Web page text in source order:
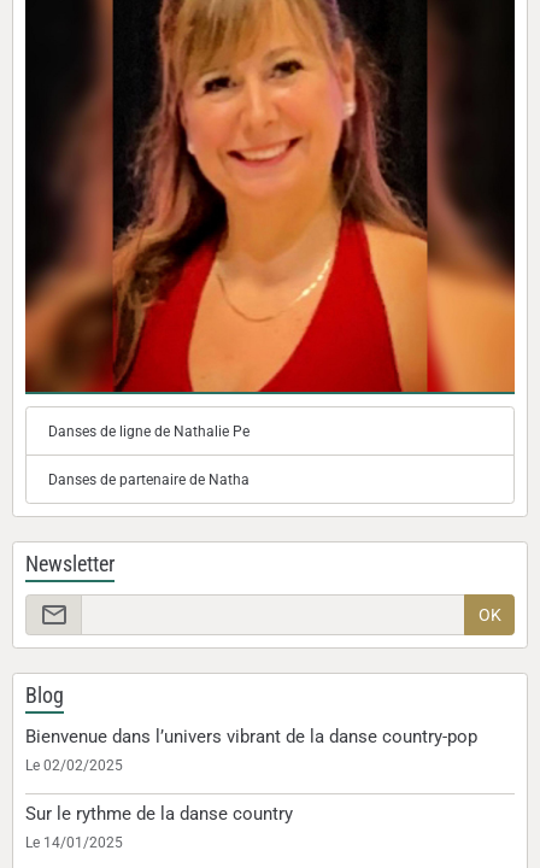
Danses de ligne de Nathalie Pe
Danses de partenaire de Natha
Newsletter
OK
Blog
Bienvenue dans l’univers vibrant de la danse country-pop
Le 02/02/2025
Sur le rythme de la danse country
Le 14/01/2025